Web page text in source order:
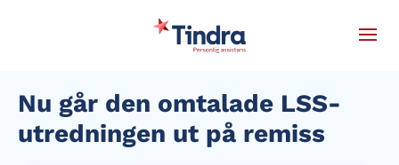
Nu går den omtalade LSS-
utredningen ut på remiss